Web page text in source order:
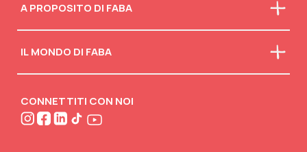
A PROPOSITO DI FABA
La nostra mission
Faba in classe
IL MONDO DI FABA
Attività creative
FABA•BLOG
CONNETTITI CON NOI